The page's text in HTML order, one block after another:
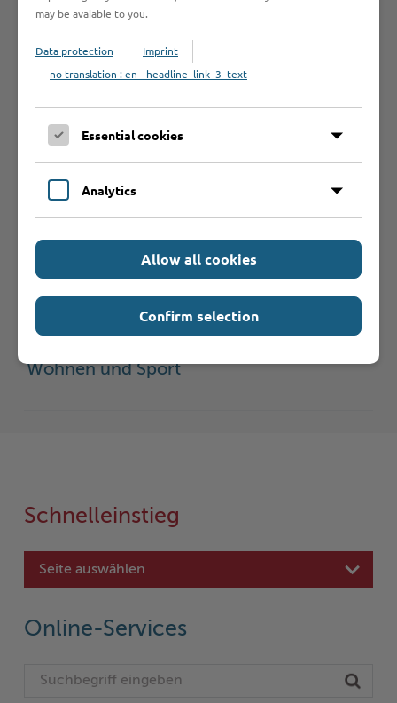
Was sollte ich
noch wissen?
Kreis Stormarn - Gefahrenabwehr
Wohnen und Sport
Schnelleinstieg
Seite auswählen
Online-Services
may be avaiable to you.
Data protection
Imprint
no translation : en - headline_link_3_text
Essential cookies
Analytics
Allow all cookies
Confirm selection